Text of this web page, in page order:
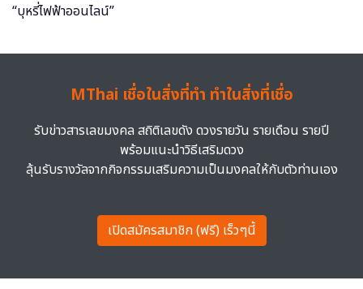
MThai เชื่อในสิ่งที่ทำ ทำในสิ่งที่เชื่อ
รับข่าวสารเลขมงคล สถิติเลขดัง ดวงรายวัน รายเดือน รายปี
พร้อมแนะนำวิธีเสริมดวง
ลุ้นรับรางวัลจากกิจกรรมเสริมความเป็นมงคลให้กับตัวท่านเอง
เปิดสมัครสมาชิก (ฟรี) เร็วๆนี้